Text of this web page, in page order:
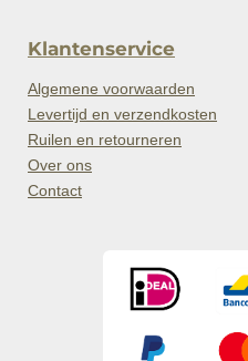
Klantenservice
Algemene voorwaarden
Levertijd en verzendkosten
Ruilen en retourneren
Over ons
Contact